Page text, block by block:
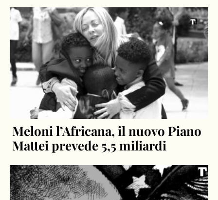
Meloni l’Africana, il nuovo Piano
Mattei prevede 5,5 miliardi